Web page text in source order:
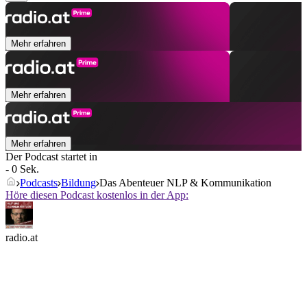
Mehr erfahren
Mehr erfahren
Mehr erfahren
Der Podcast startet in
- 0 Sek.
Podcasts Bildung Das Abenteuer NLP & Kommunikation
Höre diesen Podcast kostenlos in der App:
radio.at